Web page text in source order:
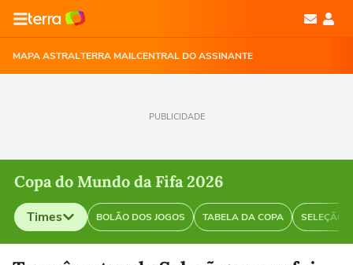
MAPA ASTRALTERRA MAILCENTRAL DO ASSINANTE
PUBLICIDADE
Copa do Mundo da Fifa 2026
Times BOLÃO DOS JOGOS TABELA DA COPA SELEÇÃO